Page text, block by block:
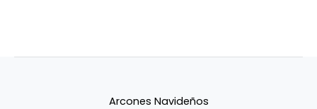
Arcones Navideños